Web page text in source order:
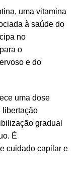
uma vitamina
à saúde do
no
o
e do
uma dose
libertação
gradual
É
cuidado capilar e